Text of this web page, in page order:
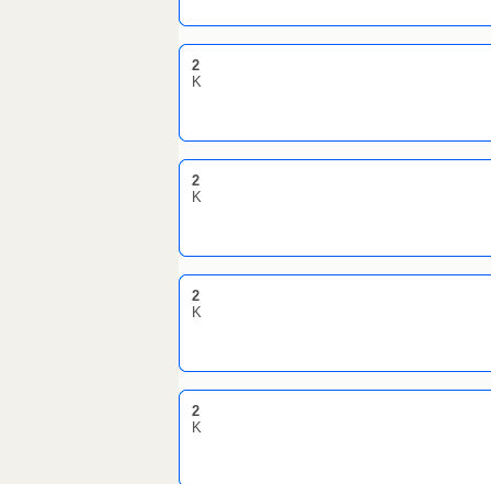
2
K
2
K
2
K
2
K